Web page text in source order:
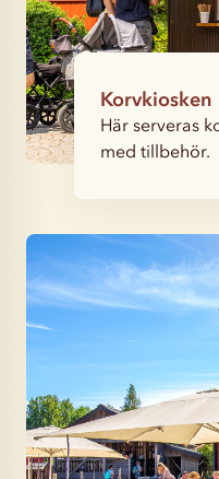
Korvkiosken
Här serveras
med tillbehör.